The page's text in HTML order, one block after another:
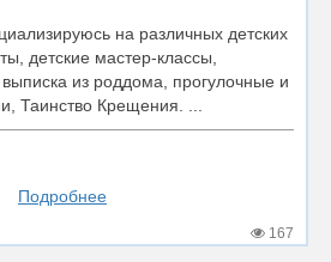
на различных детских
детские мастер-классы,
из роддома, прогулочные и
Таинство Крещения. ...
Подробнее
167